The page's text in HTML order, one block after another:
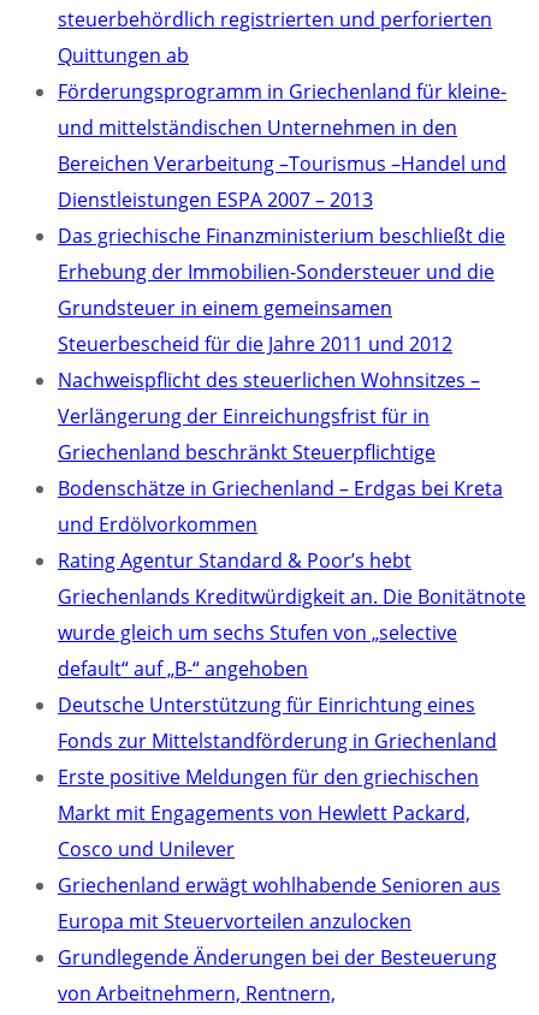
steuerbehördlich registrierten und perforierten
Quittungen ab
Förderungsprogramm in Griechenland für kleine-
und mittelständischen Unternehmen in den
Bereichen Verarbeitung –Tourismus –Handel und
Dienstleistungen ESPA 2007 – 2013
Das griechische Finanzministerium beschließt die
Erhebung der Immobilien-Sondersteuer und die
Grundsteuer in einem gemeinsamen
Steuerbescheid für die Jahre 2011 und 2012
Nachweispflicht des steuerlichen Wohnsitzes –
Verlängerung der Einreichungsfrist für in
Griechenland beschränkt Steuerpflichtige
Bodenschätze in Griechenland – Erdgas bei Kreta
und Erdölvorkommen
Rating Agentur Standard & Poor’s hebt
Griechenlands Kreditwürdigkeit an. Die Bonitätnote
wurde gleich um sechs Stufen von „selective
default“ auf „B-“ angehoben
Deutsche Unterstützung für Einrichtung eines
Fonds zur Mittelstandförderung in Griechenland
Erste positive Meldungen für den griechischen
Markt mit Engagements von Hewlett Packard,
Cosco und Unilever
Griechenland erwägt wohlhabende Senioren aus
Europa mit Steuervorteilen anzulocken
Grundlegende Änderungen bei der Besteuerung
von Arbeitnehmern, Rentnern,